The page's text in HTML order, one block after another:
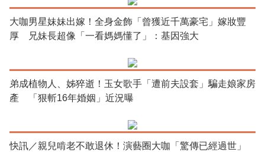
大咖男星妹妹出嫁！全身金飾「曾獲近千萬豪宅」嫁妝豐
厚 兄妹長超像「一看媽媽懂了」：基因強大
弟成植物人、姊猝逝！玉女歌手「遭前夫設套」騙走娘家房
產 「狠斬16年婚姻」近況曝
快訊／親兒啃老不敢退休！演藝圈大咖「驚傳已經過世」